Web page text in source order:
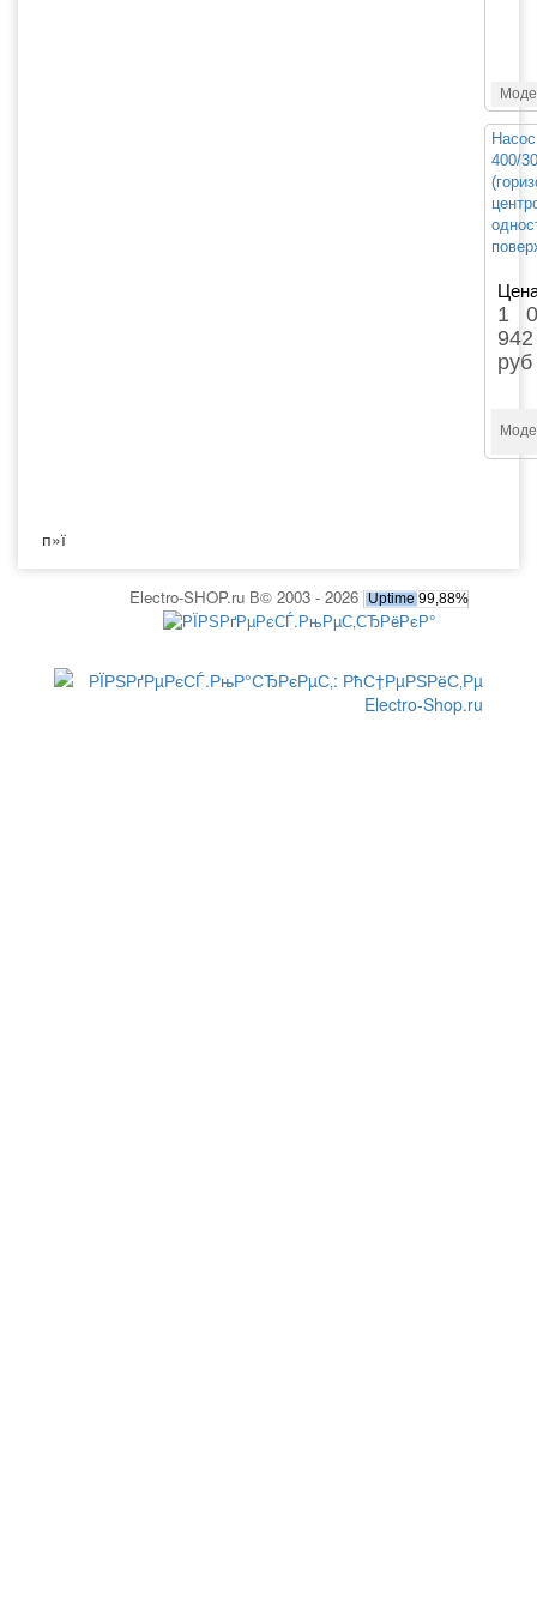
400/
1
942
руб
п»ї
Electro-SHOP.ru В© 2003 - 2026